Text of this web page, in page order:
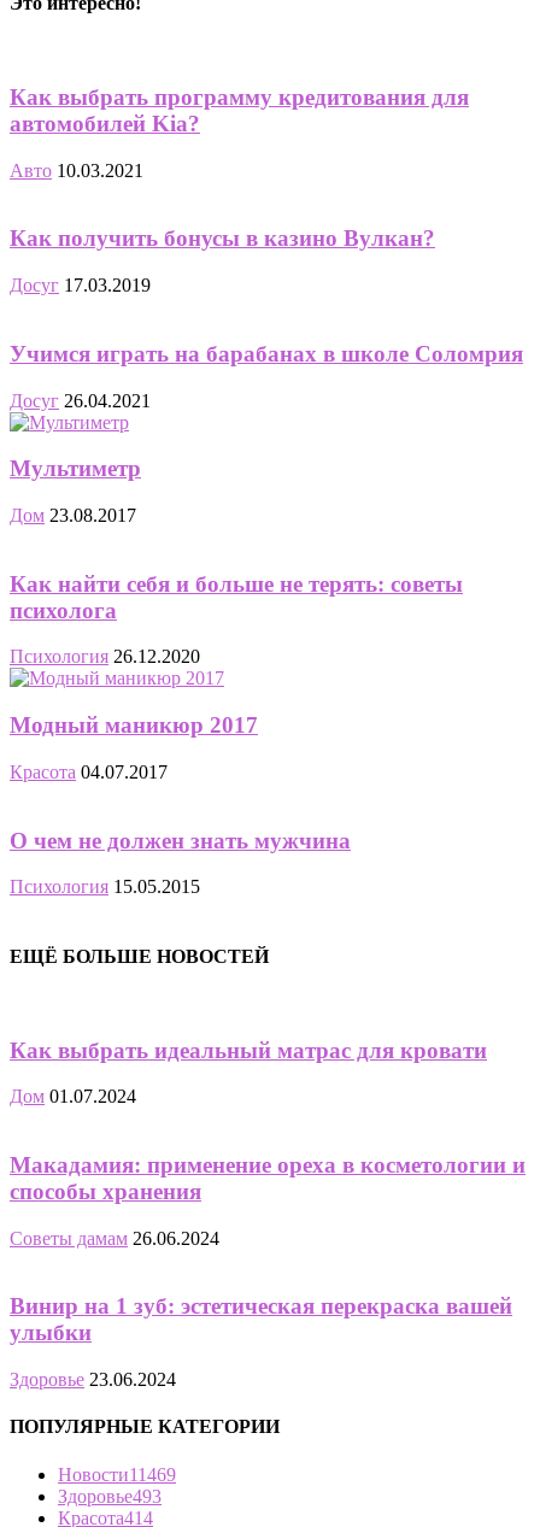
Как выбрать программу кредитования для
автомобилей Kia?
Авто 10.03.2021
Как получить бонусы в казино Вулкан?
Досуг 17.03.2019
Учимся играть на барабанах в школе Соломрия
Досуг 26.04.2021
Мультиметр
Дом 23.08.2017
Как найти себя и больше не терять: советы
психолога
Психология 26.12.2020
Модный маникюр 2017
Красота 04.07.2017
О чем не должен знать мужчина
Психология 15.05.2015
ЕЩЁ БОЛЬШЕ НОВОСТЕЙ
Как выбрать идеальный матрас для кровати
Дом 01.07.2024
Макадамия: применение ореха в косметологии и
способы хранения
Советы дамам 26.06.2024
Винир на 1 зуб: эстетическая перекраска вашей
улыбки
Здоровье 23.06.2024
ПОПУЛЯРНЫЕ КАТЕГОРИИ
Новости11469
Здоровье493
Красота414